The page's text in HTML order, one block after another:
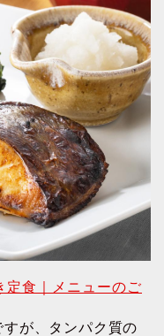
定食｜メニューのご
が、タンパク質の